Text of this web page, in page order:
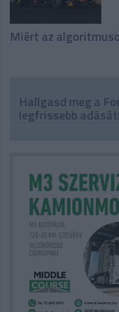
Miért az
Hallgasd meg a
legfrissebb adását!